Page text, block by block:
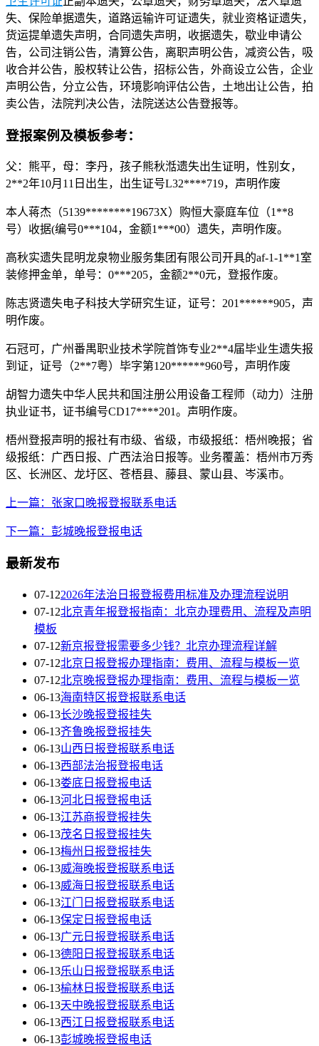
失、保险单据遗失，道路运输许可证遗失，就业资格证遗失，
货运提单遗失声明，合同遗失声明，收据遗失，歇业申请公
告，公司注销公告，清算公告，离职声明公告，减资公告，吸
收合并公告，股权转让公告，招标公告，外商设立公告，企业
声明公告，分立公告，环境影响评估公告，土地出让公告，拍
卖公告，法院判决公告，法院送达公告登报等。
登报案例及模板参考：
父：熊平，母：李丹，孩子熊秋湉遗失出生证明，性别女，
2**2年10月11日出生，出生证号L32****719，声明作废
本人蒋杰（5139********19673X）购恒大豪庭车位（1**8
号）收据(编号0***104，金额1***00）遗失，声明作废。
高秋实遗失昆明龙泉物业服务集团有限公司开具的af-1-1**1室
装修押金单，单号：0***205，金额2**0元，登报作废。
陈志贤遗失电子科技大学研究生证，证号：201******905，声
明作废。
石冠可，广州番禺职业技术学院首饰专业2**4届毕业生遗失报
到证，证号（2**7粤）毕字第120******960号，声明作废
胡智力遗失中华人民共和国注册公用设备工程师（动力）注册
执业证书，证书编号CD17****201。声明作废。
梧州登报声明的报社有市级、省级，市级报纸：梧州晚报；省
级报纸：广西日报、广西法治日报等。业务覆盖：梧州市万秀
区、长洲区、龙圩区、苍梧县、藤县、蒙山县、岑溪市。
上一篇：张家口晚报登报联系电话
下一篇：彭城晚报登报电话
最新发布
07-122026年法治日报登报费用标准及办理流程说明
07-12北京青年报登报指南：北京办理费用、流程及声明
模板
07-12新京报登报需要多少钱？北京办理流程详解
07-12北京日报登报办理指南：费用、流程与模板一览
07-12北京晚报登报办理指南：费用、流程与模板一览
06-13海南特区报登报联系电话
06-13长沙晚报登报挂失
06-13齐鲁晚报登报挂失
06-13山西日报登报联系电话
06-13西部法治报登报电话
06-13娄底日报登报电话
06-13河北日报登报电话
06-13江苏商报登报挂失
06-13茂名日报登报挂失
06-13梅州日报登报挂失
06-13威海晚报登报联系电话
06-13威海日报登报联系电话
06-13江门日报登报联系电话
06-13保定日报登报电话
06-13广元日报登报联系电话
06-13德阳日报登报联系电话
06-13乐山日报登报联系电话
06-13榆林日报登报联系电话
06-13天中晚报登报联系电话
06-13西江日报登报联系电话
06-13彭城晚报登报电话